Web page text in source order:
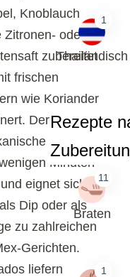
Knoblauch
Zitronen- oder
zubereitet
frischen
wie Koriander
Der
Klassiker
Minuten
eignet sich
Dip oder als
zu zahlreichen
Gerichten.
liefern
1
Thailändisch
Rezepte
11
Braten
1